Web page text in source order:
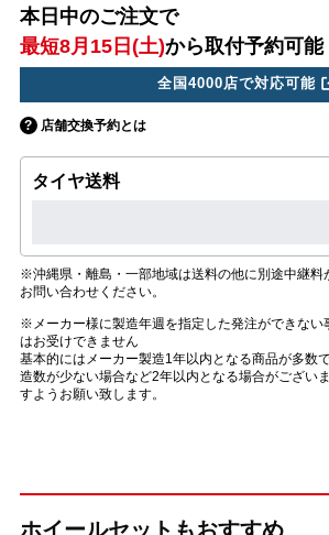
本日中のご注文で
最短8月15日(土)から取付予約可能
全国4000店で対応可能
店舗交換予約とは
タイヤ送料
※沖縄県・離島・一部地域は送料の他に別途中継料
お問い合わせください。
※メーカー様に製造年週を指定した発注ができない
はお受けできません
基本的にはメーカー製造1年以内となる商品が多数
造数が少ない場合など2年以内となる場合がござい
すようお願い致します。
ホイールセットもおすすめ